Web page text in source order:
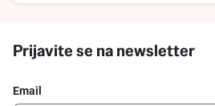
Prijavite se na newsletter
Email